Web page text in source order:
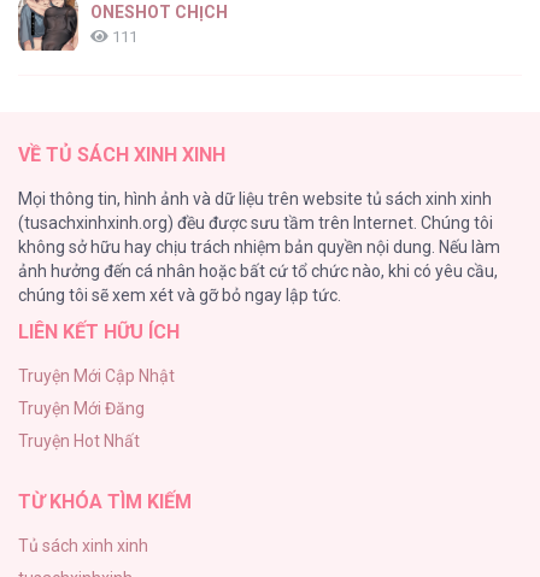
ONESHOT CHỊCH
111
98
TUYỂN TẬP: TRAI CÓ LỒN
92
Kiếp Này Ta Sẽ Trở Thành Gia Chủ
Vết Tích Của Ánh Dương
89
VỀ TỦ SÁCH XINH XINH
Mọi thông tin, hình ảnh và dữ liệu trên website tủ sách xinh xinh
(tusachxinhxinh.org) đều được sưu tầm trên Internet. Chúng tôi
không sở hữu hay chịu trách nhiệm bản quyền nội dung. Nếu làm
ảnh hưởng đến cá nhân hoặc bất cứ tổ chức nào, khi có yêu cầu,
chúng tôi sẽ xem xét và gỡ bỏ ngay lập tức.
LIÊN KẾT HỮU ÍCH
Truyện Mới Cập Nhật
Truyện Mới Đăng
Truyện Hot Nhất
TỪ KHÓA TÌM KIẾM
Tủ sách xinh xinh